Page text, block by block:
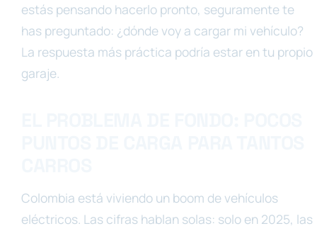
estás pensando hacerlo pronto, seguramente te
has preguntado: ¿dónde voy a cargar mi vehículo?
La respuesta más práctica podría estar en tu propio
garaje.
Colombia está viviendo un boom de vehículos
eléctricos. Las cifras hablan solas: solo en 2025, las